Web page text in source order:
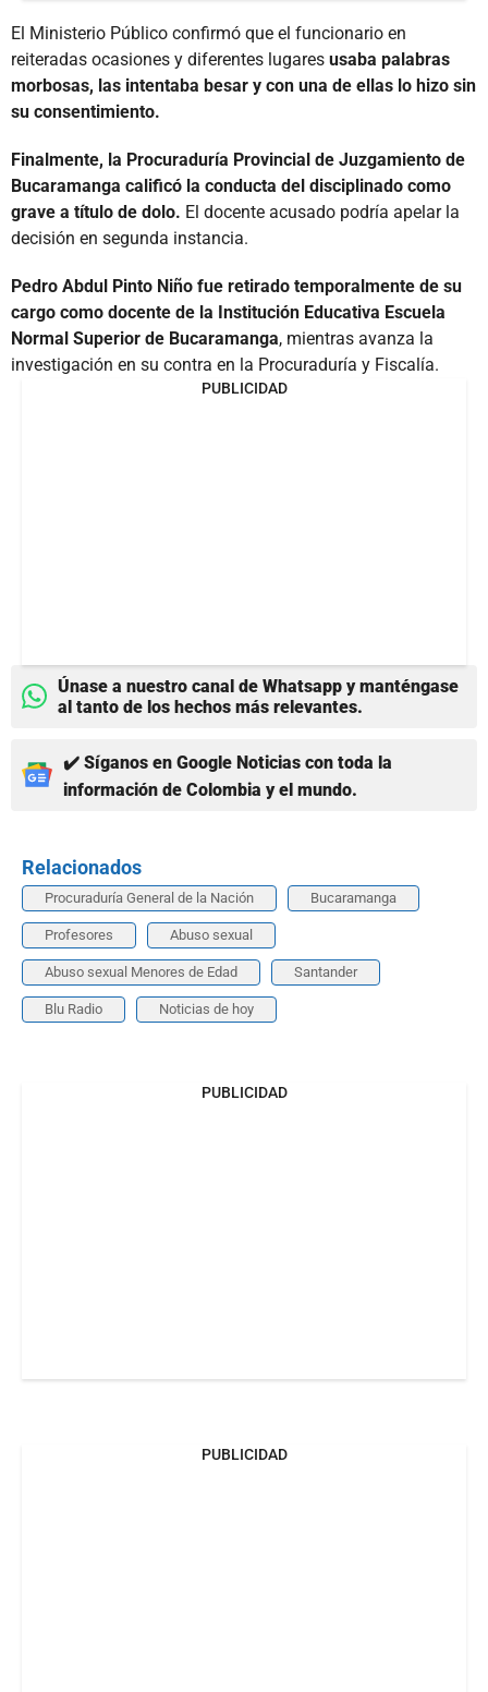
El Ministerio Público confirmó que el funcionario en
reiteradas ocasiones y diferentes lugares usaba palabras
morbosas, las intentaba besar y con una de ellas lo hizo sin
su consentimiento.
Finalmente, la Procuraduría Provincial de Juzgamiento de
Bucaramanga calificó la conducta del disciplinado como
grave a título de dolo. El docente acusado podría apelar la
decisión en segunda instancia.
Pedro Abdul Pinto Niño fue retirado temporalmente de su
cargo como docente de la Institución Educativa Escuela
Normal Superior de Bucaramanga, mientras avanza la
investigación en su contra en la Procuraduría y Fiscalía.
PUBLICIDAD
Únase a nuestro canal de Whatsapp y manténgase
al tanto de los hechos más relevantes.
✔️ Síganos en Google Noticias con toda la
información de Colombia y el mundo.
Relacionados
Procuraduría General de la Nación Bucaramanga
Profesores Abuso sexual
Abuso sexual Menores de Edad Santander
Blu Radio Noticias de hoy
PUBLICIDAD
PUBLICIDAD